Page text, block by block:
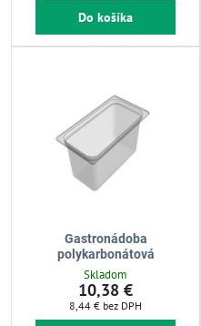
Do košíka
Gastronádoba
polykarbonátová
Skladom
10,38 €
8,44 € bez DPH